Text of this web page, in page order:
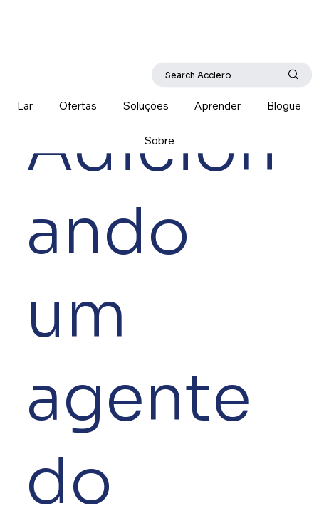
Lar Ofertas Soluções Aprender Blogue
Sobre
Adicion
ando
um
agente
do